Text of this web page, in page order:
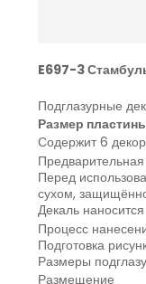
E697-3
Подглазурные
Размер
Содержит 6
Перед
сухом,
Декаль
Процесс
Подготовка
Размеры
Размещение